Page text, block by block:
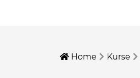
Home Kurse